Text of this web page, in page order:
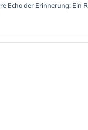
Echo der Erinnerung: Ein